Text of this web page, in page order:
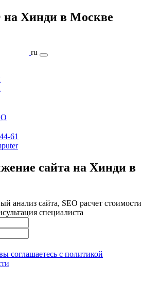
на Хинди в Москве
ru
61
сайта на Хинди в
анализ сайта, SEO расчет стоимости
специалиста
соглашаетесь с политикой